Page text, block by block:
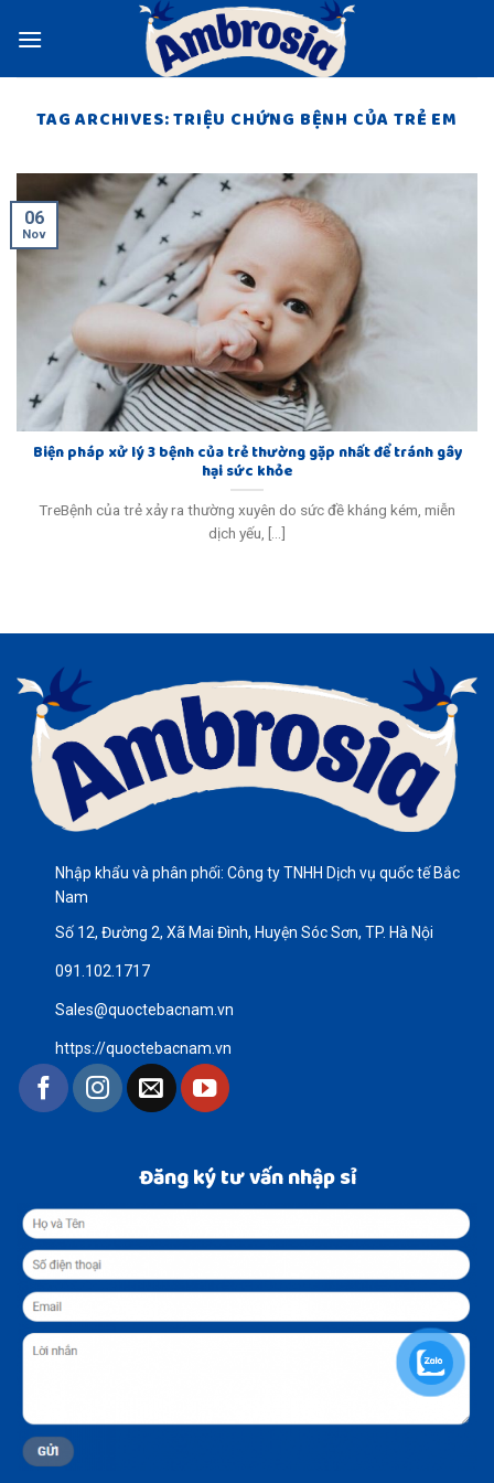
TAG ARCHIVES:TRIỆU CHỨNG BỆNH CỦA TRẺ EM
Biện pháp xử lý 3 bệnh của trẻ thường gặp nhất để tránh gây
hại sức khỏe
TreBệnh của trẻ xảy ra thường xuyên do sức đề kháng kém, miễn
dịch yếu, [...]
06
Nov
Nhập khẩu và phân phối: Công ty TNHH Dịch vụ quốc tế Bắc
Nam
Số 12, Đường 2, Xã Mai Đình, Huyện Sóc Sơn, TP. Hà Nội
091.102.1717
Sales@quoctebacnam.vn
https://quoctebacnam.vn
Đăng ký tư vấn nhập sỉ